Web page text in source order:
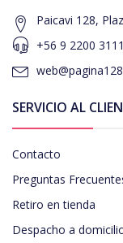
Paicavi 128,
+56 9 2200 3111
SERVICIO AL
Contacto
Preguntas
Retiro en tienda
Despacho a